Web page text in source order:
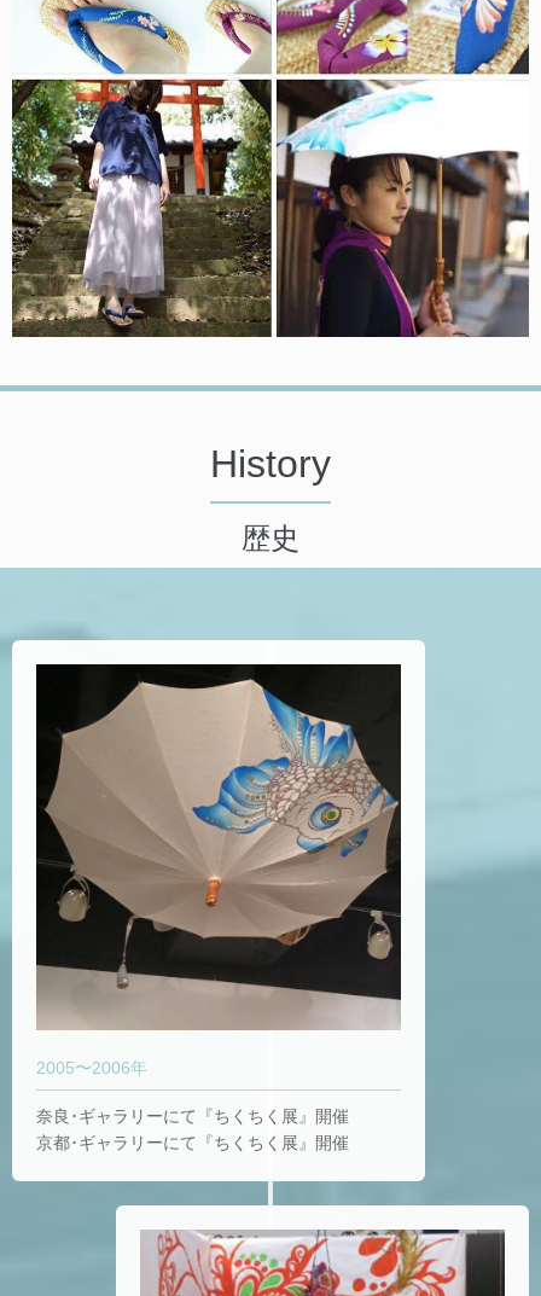
History
歴史
2005〜2006年
奈良･ギャラリーにて『ちくちく展』開催
京都･ギャラリーにて『ちくちく展』開催